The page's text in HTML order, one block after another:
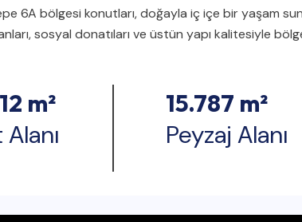
6A bölgesi konutları, doğayla iç içe bir yaşam
sosyal donatıları ve üstün yapı kalitesiyle
m² 15.787 m²
Peyzaj Alanı